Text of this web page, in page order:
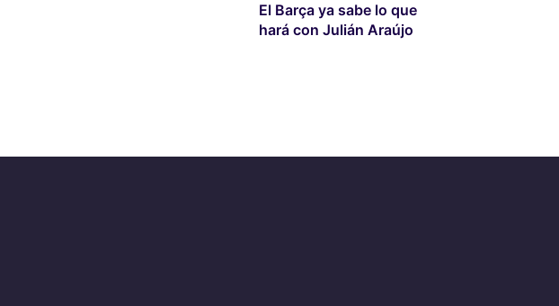
El Barça ya sabe lo que
hará con Julián Araújo